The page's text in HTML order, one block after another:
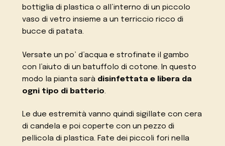
bottiglia di plastica o all’interno di un piccolo
vaso di vetro insieme a un terriccio ricco di
bucce di patata.
Versate un po’ d’acqua e strofinate il gambo
con l’aiuto di un batuffolo di cotone. In questo
modo la pianta sarà disinfettata e libera da
ogni tipo di batterio.
Le due estremità vanno quindi sigillate con cera
di candela e poi coperte con un pezzo di
pellicola di plastica. Fate dei piccoli fori nella